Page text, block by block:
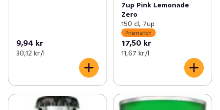
9,94 kr
30,12 kr /l
7up Pink Lemonade
Zero
150 cl, 7up
Prismatch
17,50 kr
11,67 kr /l